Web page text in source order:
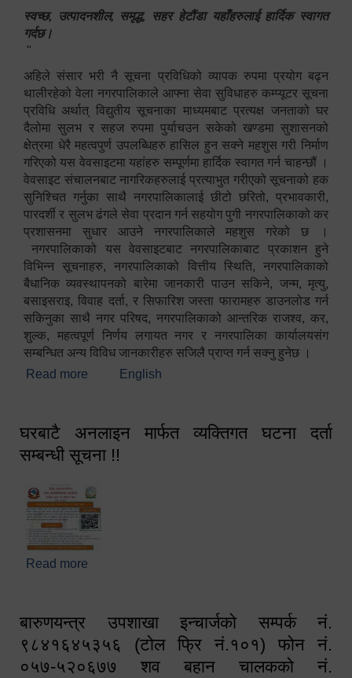
स्वच्छ, उत्पादनशील, समृद्ध, सहर हेटौंडा यहाँहरुलाई हार्दिक स्वागत
गर्दछ।
"
अहिले संसार भरी नै सूचना प्रविधिको व्यापक रुपमा प्रयोग बढ्न
थालीरहेको वेला नगरपालिकाले आफ्ना सेवा सुविधाहरु कम्प्यूटर सूचना
प्रविधि अर्थात् विद्युतीय सूचनाका माध्यमबाट प्रत्यक्ष जनताको घर
दैलोमा सुलभ र सहज रुपमा पुर्याचउन सकेको खण्डमा सुशासनको
क्षेत्रमा धेरै महत्वपुर्ण उपलब्धिहरु हासिल हुन सक्ने महशुस गरी निर्माण
गरिएको यस वेवसाइटमा यहांहरु सम्पूर्णमा हार्दिक स्वागत गर्न चाहन्छौं ।
वेवसाइट संचालनबाट नागरिकहरुलाई प्रत्याभुत गरीएको सूचनाको हक
सुनिश्चित गर्नुका साथै नगरपालिकालाई छीटो छरितो, प्रभावकारी,
पारदर्शी र सुलभ ढंगले सेवा प्रदान गर्न सहयोग पुगी नगरपालिकाको कर
प्रशासनमा सुधार आउने नगरपालिकाले महशुस गरेको छ ।
नगरपालिकाको यस वेवसाइटबाट नगरपालिकाबाट प्रकाशन हुने
विभिन्न सूचनाहरु, नगरपालिकाको वित्तीय स्थिति, नगरपालिकाको
बैधानिक व्यवस्थापनको बारेमा जानकारी पाउन सकिने, जन्म, मृत्यु,
बसाइसराइ, विवाह दर्ता, र सिफारिश जस्ता फारामहरु डाउनलोड गर्न
सकिनुका साथै नगर परिषद, नगरपालिकाको आन्तरिक राजश्व, कर,
शुल्क, महत्वपूर्ण निर्णय लगायत नगर र नगरपालिका कार्यालयसंग
सम्बन्धित अन्य विविध जानकारीहरु सजिलै प्राप्त गर्न सक्नु हुनेछ ।
Read more about स्वागतम!!!
English
घरबाटै अनलाइन मार्फत व्यक्तिगत घटना दर्ता
सम्बन्धी सूचना !!
Read more
बारुणयन्त्र उपशाखा इन्चार्जको सम्पर्क नं.
९८४१६४५३५६ (टोल फ्रि नं.१०१) फोन नं.
०५७-५२०६७७ शव बहान चालकको नं.